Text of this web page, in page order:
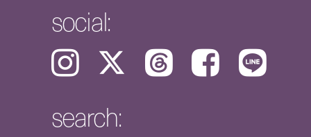
social:
Instagram 𝕏 Threads Facebook LINE
search: